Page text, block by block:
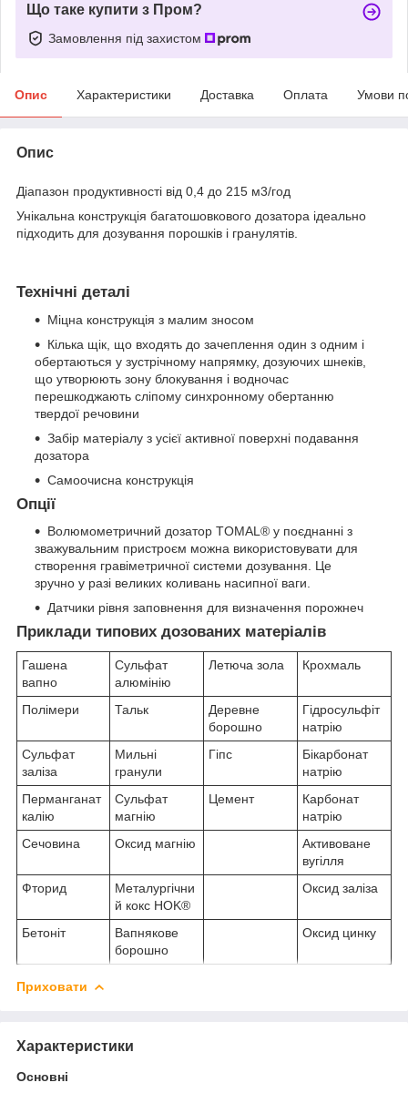
Що таке купити з Пром?
Замовлення під захистом
Опис Характеристики Доставка Оплата Умови
Опис
Діапазон продуктивності від 0,4 до 215 м3/год
Унікальна конструкція багатошовкового дозатора ідеально
підходить для дозування порошків і гранулятів.
Технічні деталі
Міцна конструкція з малим зносом
Кілька щік, що входять до зачеплення один з одним і
обертаються у зустрічному напрямку, дозуючих шнеків,
що утворюють зону блокування і водночас
перешкоджають сліпому синхронному обертанню
твердої речовини
Забір матеріалу з усієї активної поверхні подавання
дозатора
Самоочисна конструкція
Опції
Волюмометричний дозатор TOMAL® у поєднанні з
зважувальним пристроєм можна використовувати для
створення гравіметричної системи дозування. Це
зручно у разі великих коливань насипної ваги.
Датчики рівня заповнення для визначення порожнеч
Приклади типових дозованих матеріалів
Гашена
вапно
Сульфат
алюмінію
Летюча зола Крохмаль
Полімери Тальк
Деревне
борошно
Гідросульфіт
натрію
Сульфат
заліза
Мильні
гранули
Гіпс
Бікарбонат
натрію
Перманганат
калію
Сульфат
магнію
Цемент
Карбонат
натрію
Сечовина
Оксид магнію
Активоване
вугілля
Фторид
Металургічни
й кокс HOK®
Оксид заліза
Бетоніт
Вапнякове
борошно
Оксид цинку
Приховати
Характеристики
Основні